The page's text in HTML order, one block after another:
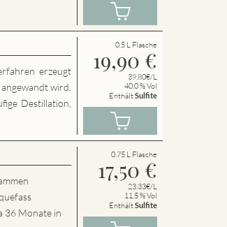
erzeugt
wird.
Destillation,
0.5 L Flasche
19,90 €
39.80€/L
40.0 % Vol
EnthältSulfite
36 Monate in
0.75 L Flasche
17,50 €
23.33€/L
11.5 % Vol
EnthältSulfite